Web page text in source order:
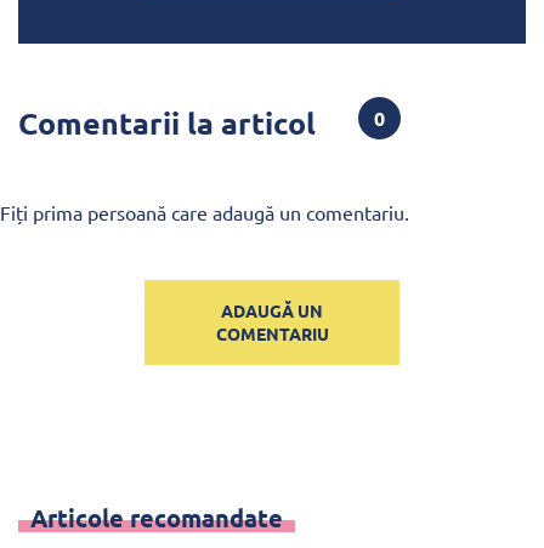
Comentarii la articol 0
Fiți prima persoană care adaugă un comentariu.
ADAUGĂ UN
COMENTARIU
Articole recomandate